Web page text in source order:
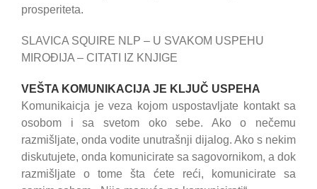
prosperiteta.
SLAVICA SQUIRE NLP – U SVAKOM USPEHU
MIROĐIJA – CITATI IZ KNJIGE
VEŠTA KOMUNIKACIJA JE KLJUČ USPEHA
Komunikaicja je veza kojom uspostavljate kontakt sa
osobom i sa svetom oko sebe. Ako o nečemu
razmišljate, onda vodite unutrašnji dijalog. Ako s nekim
diskutujete, onda komunicirate sa sagovornikom, a dok
razmišljate o tome šta ćete reći, komunicirate sa